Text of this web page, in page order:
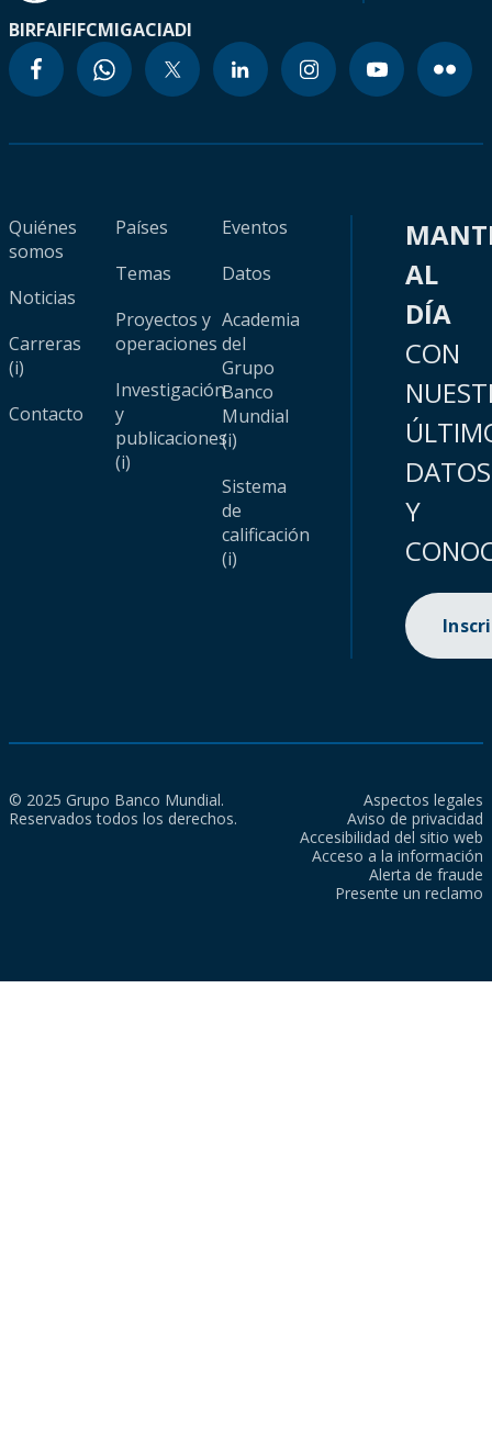
BIRFAIFIFCMIGACIADI
Quiénes
somos
Noticias
Carreras
(i)
Contacto
Países
Temas
Proyectos y
operaciones
Investigación
y
publicaciones
(i)
Eventos
Datos
Academia
del
Grupo
Banco
Mundial
(i)
Sistema
de
calificación
(i)
AL
DÍA
CON
DATOS
Y
© 2025 Grupo Banco Mundial.
Reservados todos los derechos.
Aspectos legales
Aviso de privacidad
Accesibilidad del sitio web
Acceso a la información
Alerta de fraude
Presente un reclamo